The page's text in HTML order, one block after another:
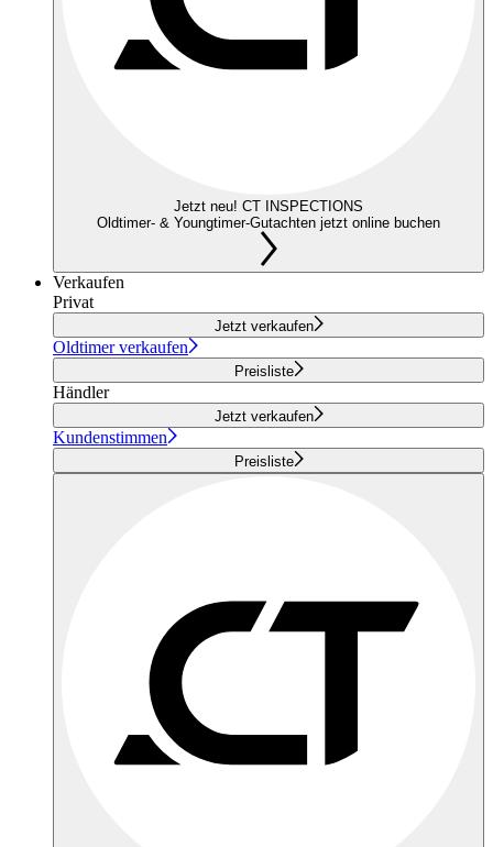
Jetzt neu! CT INSPECTIONS
Oldtimer- & Youngtimer-Gutachten jetzt online buchen
Verkaufen
Privat
Jetzt verkaufen
Oldtimer verkaufen
Preisliste
Händler
Jetzt verkaufen
Kundenstimmen
Preisliste